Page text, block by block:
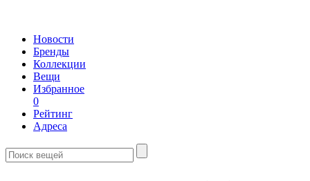
Новости
Бренды
Коллекции
Вещи
Избранное
0
Рейтинг
Адреса